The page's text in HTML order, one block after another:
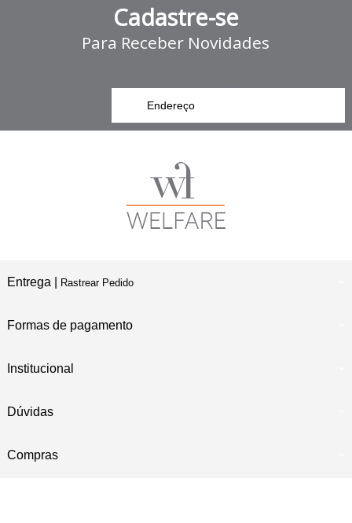
Cadastre-se
Para Receber Novidades
Entrega | Rastrear Pedido
Formas de pagamento
Institucional
Dúvidas
Compras